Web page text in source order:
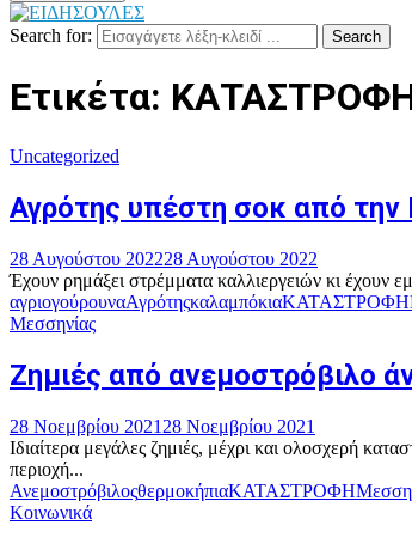
Search for: Search
Ετικέτα:
Uncategorized
Αγρότης υπέστη σοκ από
28 Αυγούστου 202228 Αυγούστου 2022
Έχουν ρημάξει στρέμματα καλλιεργειών κι έχουν
αγριογούρουναΑγρότηςκαλαμπόκιαΚΑΤΑΣΤΡΟΦΗ
Μεσσηνίας
Ζημιές από ανεμοστρόβιλο
28 Νοεμβρίου 2021 28 Νοεμβρίου 2021
Ιδιαίτερα μεγάλες ζημιές, μέχρι και ολοσχερή
περιοχή...
ΑνεμοστρόβιλοςθερμοκήπιαΚΑΤΑΣΤΡΟΦΗ
Κοινωνικά